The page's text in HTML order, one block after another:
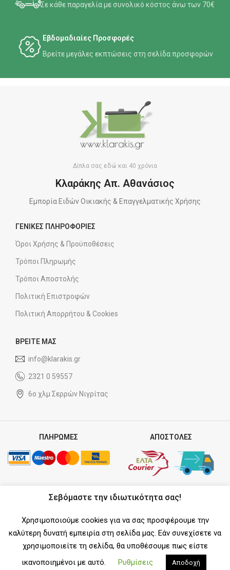
Σε κάθε παραγελία με συνολικό κόστος άνω των 70€
Εβδομαδιαίες Προσφορές
Βρείτε μεγάλες εκπτώσεις στη σελίδα προσφορών
Δίπλα σας εδώ και 40 χρόνια
Κλαράκης Απ. Αθανάσιος
Εμπορία Ειδών Οικιακής & Επαγγελματικής Χρήσης
ΓΕΝΙΚΕΣ ΠΛΗΡΟΦΟΡΙΕΣ
Όροι Χρήσης & Προϋποθέσεις
Τρόποι Πληρωμής
Τρόποι Αποστολής
Πολιτική Επιστροφών
Πολιτική Απορρήτου & Cookies
ΒΡΕΙΤΕ ΜΑΣ
info@klarakis.gr
2321 0 59557
6ο χλμ Σερρών Νιγρίτας
ΠΛΗΡΩΜΕΣ ΑΠΟΣΤΟΛΕΣ
ΣΥΝΕΡΓΑΤΗΣ
SOCIAL MEDIA
Σεβόμαστε την ιδιωτικότητα σας!
Χρησιμοποιούμε cookies για να σας προσφέρουμε την
καλύτερη δυνατή εμπειρία στη σελίδα μας. Εάν συνεχίσετε να
χρησιμοποιείτε τη σελίδα, θα υποθέσουμε πως είστε
ικανοποιημένοι με αυτό.
Ρυθμίσεις Αποδοχή